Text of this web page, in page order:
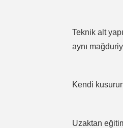
Teknik alt
aynı
Kendi
Uzaktan